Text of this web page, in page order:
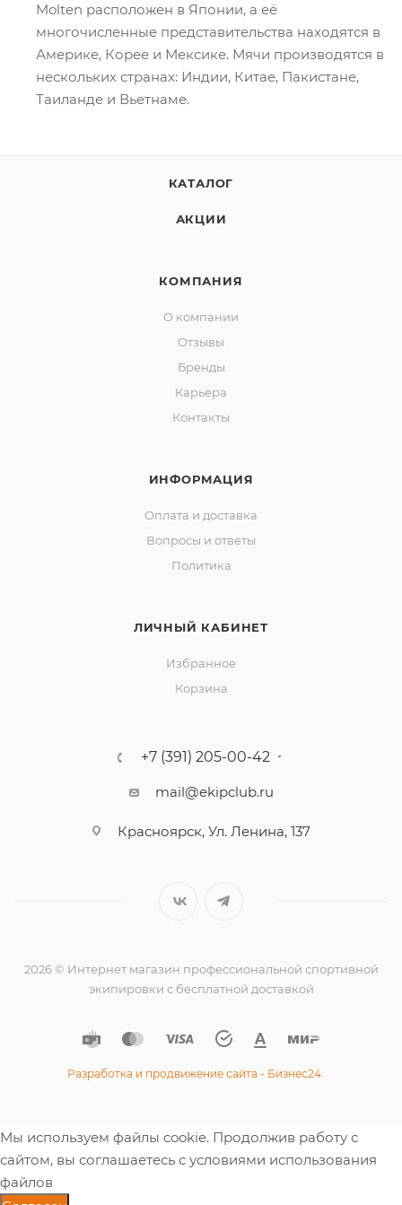
Molten расположен в Японии, а её
многочисленные представительства находятся в
Америке, Корее и Мексике. Мячи производятся в
нескольких странах: Индии, Китае, Пакистане,
Таиланде и Вьетнаме.
КАТАЛОГ
АКЦИИ
КОМПАНИЯ
О компании
Отзывы
Бренды
Карьера
Контакты
ИНФОРМАЦИЯ
Оплата и доставка
Вопросы и ответы
Политика
ЛИЧНЫЙ КАБИНЕТ
Избранное
Корзина
+7 (391) 205-00-42
mail@ekipclub.ru
Красноярск, Ул. Ленина, 137
2026 © Интернет магазин профессиональной спортивной
экипировки с бесплатной доставкой
Разработка и продвижение сайта - Бизнес24
Мы используем файлы cookie. Продолжив работу с
сайтом, вы соглашаетесь с условиями использования
файлов